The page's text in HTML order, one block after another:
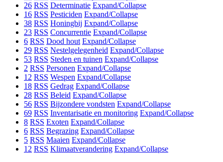
26 RSS Determinatie Expand/Collapse
16 RSS Pesticiden Expand/Collapse
38 RSS Honingbij Expand/Collapse
23 RSS Concurrentie Expand/Collapse
6 RSS Dood hout Expand/Collapse
29 RSS Nestelgelegenheid Expand/Collapse
53 RSS Steden en tuinen Expand/Collapse
2 RSS Personen Expand/Collapse
12 RSS Wespen Expand/Collapse
18 RSS Gedrag Expand/Collapse
28 RSS Beleid Expand/Collapse
56 RSS Bijzondere vondsten Expand/Collapse
69 RSS Inventarisatie en monitoring Expand/Collapse
8 RSS Exoten Expand/Collapse
6 RSS Begrazing Expand/Collapse
5 RSS Maaien Expand/Collapse
12 RSS Klimaatverandering Expand/Collapse